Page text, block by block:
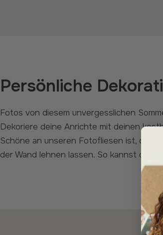
Persönliche
Fotos von diesem unvergesslichen Sommerabend, das herzliche Lachen deiner Tochter oder ein inspirierendes Zitat, das dich täglich motiviert.
Dekoriere deine Anrichte mit deinen
Schöne an unseren Fotofliesen ist, dass
der Wand lehnen lassen. So kannst du